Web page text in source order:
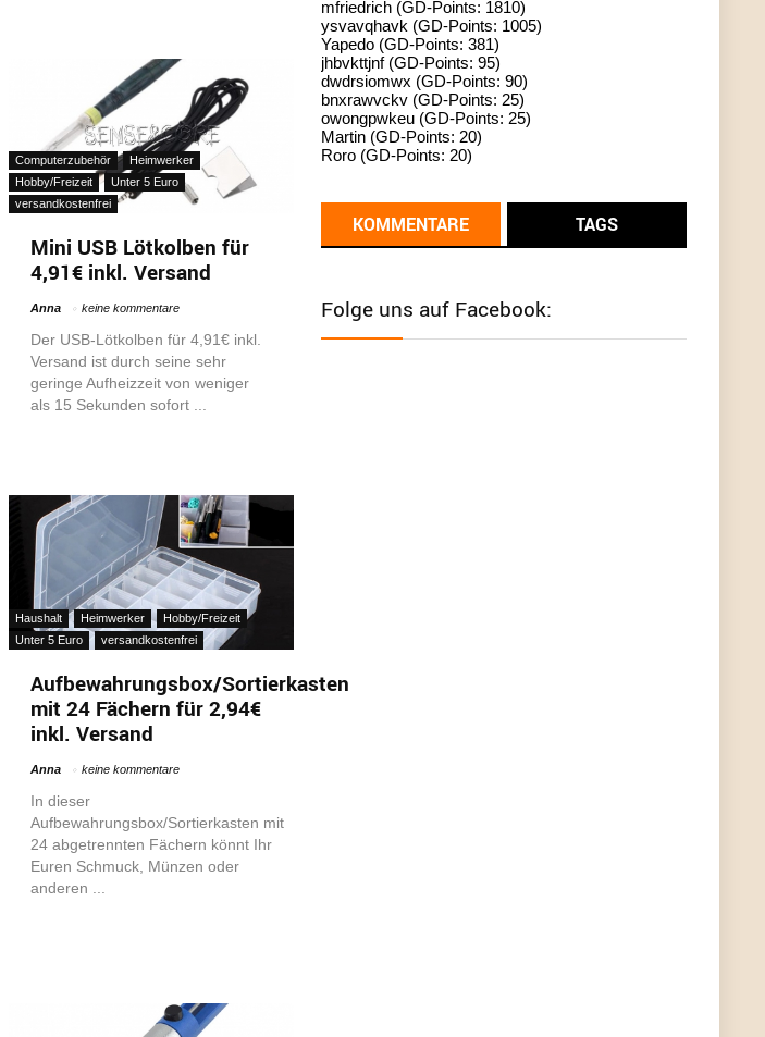
Computerzubehör
Heimwerker
Hobby/Freizeit
Unter 5 Euro
versandkostenfrei
Mini USB Lötkolben für
4,91€ inkl. Versand
Anna keine kommentare
Der USB-Lötkolben für 4,91€ inkl.
Versand ist durch seine sehr
geringe Aufheizzeit von weniger
als 15 Sekunden sofort ...
Haushalt Heimwerker
Hobby/Freizeit
Unter 5 Euro
versandkostenfrei
Aufbewahrungsbox/Sortierkasten
mit 24 Fächern für 2,94€
inkl. Versand
Anna keine kommentare
In dieser
Aufbewahrungsbox/Sortierkasten mit
24 abgetrennten Fächern könnt Ihr
Euren Schmuck, Münzen oder
anderen ...
standardization
User398182
standardization
User398182
Western Australia
Western Australia
Western Australia
mfriedrich (GD-Points: 1810)
ysvavqhavk (GD-Points: 1005)
Yapedo (GD-Points: 381)
jhbvkttjnf (GD-Points: 95)
dwdrsiomwx (GD-Points: 90)
bnxrawvckv (GD-Points: 25)
owongpwkeu (GD-Points: 25)
Martin (GD-Points: 20)
Roro (GD-Points: 20)
KOMMENTARE TAGS
Folge uns auf Facebook: